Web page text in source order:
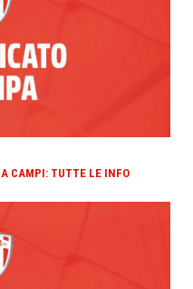
CAMPI: TUTTE LE INFO